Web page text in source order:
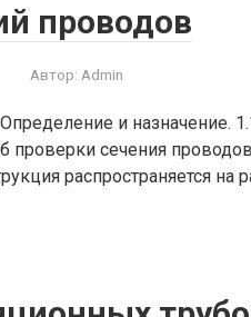
проводов
Автор: Admin
и назначение.
проверки сечения
распространяется на